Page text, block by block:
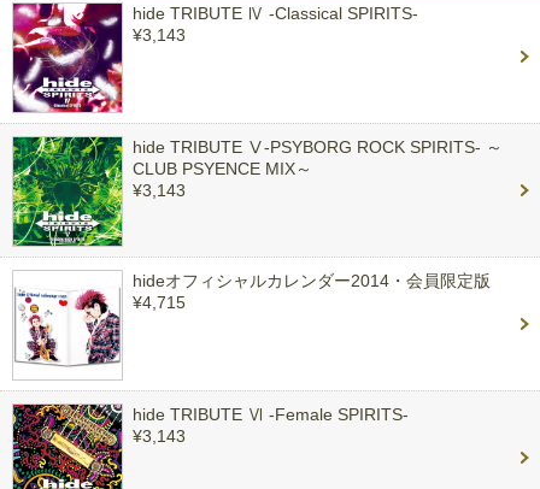
hide TRIBUTE Ⅳ -Classical SPIRITS-
¥3,143
hide TRIBUTE Ⅴ-PSYBORG ROCK SPIRITS- ～
CLUB PSYENCE MIX～
¥3,143
hideオフィシャルカレンダー2014・会員限定版
¥4,715
hide TRIBUTE Ⅵ -Female SPIRITS-
¥3,143